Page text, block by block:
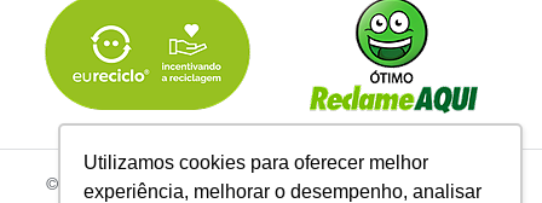
Utilizamos cookies para oferecer melhor
experiência, melhorar o desempenho, analisar
© 2026 | Todos os Direitos Reservados Linhas Corrente - CNPJ